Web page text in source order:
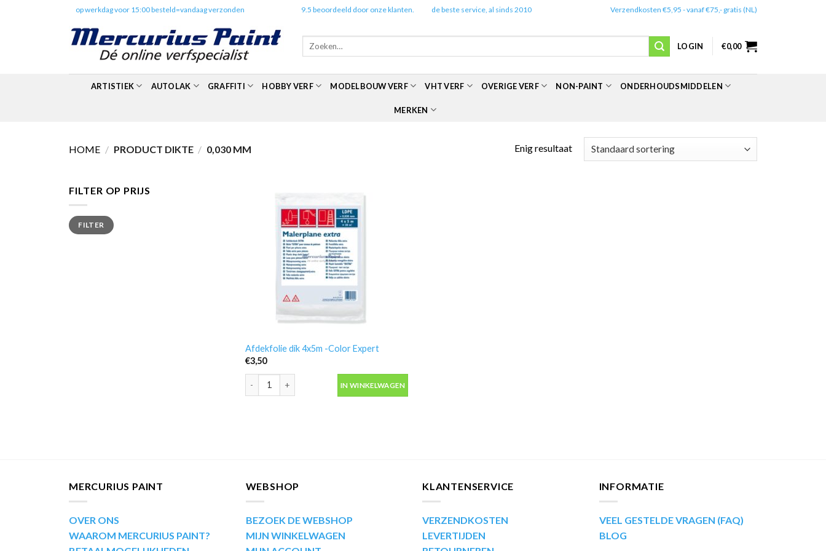
op werkdag voor 15:00 besteld=vandaag verzonden 9.5 beoordeeld door onze klanten. de beste service, al sinds 2010 Verzendkosten €5,95 - vanaf €75,- gratis (NL)
Zoeken
LOGIN €0,00
ARTISTIEK AUTOLAK GRAFFITI HOBBY VERF MODELBOUW VERF VHT VERF OVERIGE VERF NON-PAINT ONDERHOUDSMIDDELEN
MERKEN
HOME / PRODUCT DIKTE / 0,030 MM Enig resultaat
FILTER OP PRIJS
Min.
prijs
Max.
prijsFILTER
Afdekfolie dik 4x5m -Color Expert
€3,50
Afdekfolie dik 4x5m -Color Expert aantal
IN WINKELWAGEN
MERCURIUS PAINT
OVER ONS
WAAROM MERCURIUS PAINT?
WEBSHOP
BEZOEK DE WEBSHOP
MIJN WINKELWAGEN
KLANTENSERVICE
VERZENDKOSTEN
LEVERTIJDEN
INFORMATIE
VEEL GESTELDE VRAGEN (FAQ)
BLOG